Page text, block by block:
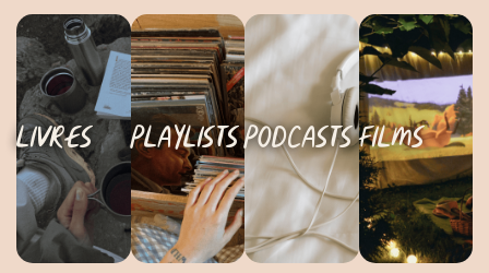
Livres playlistsPodcastsFilms